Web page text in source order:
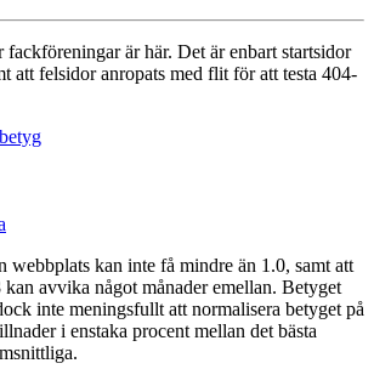
är här. Det är enbart startsidor
att felsidor anropats med flit för att testa 404-
webbplats kan inte få mindre än 1.0, samt att
kan avvika något månader emellan. Betyget
inte meningsfullt att normalisera betyget på
i enstaka procent mellan det bästa